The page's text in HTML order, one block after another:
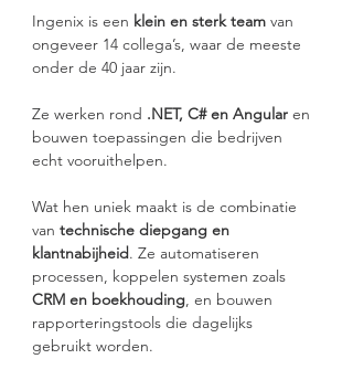
Ingenix is een klein en sterk team van
ongeveer 14 collega’s, waar de meeste
onder de 40 jaar zijn.
Ze werken rond .NET, C# en Angular en
bouwen toepassingen die bedrijven
echt vooruithelpen.
Wat hen uniek maakt is de combinatie
van technische diepgang en
klantnabijheid. Ze automatiseren
processen, koppelen systemen zoals
CRM en boekhouding, en bouwen
rapporteringstools die dagelijks
gebruikt worden.